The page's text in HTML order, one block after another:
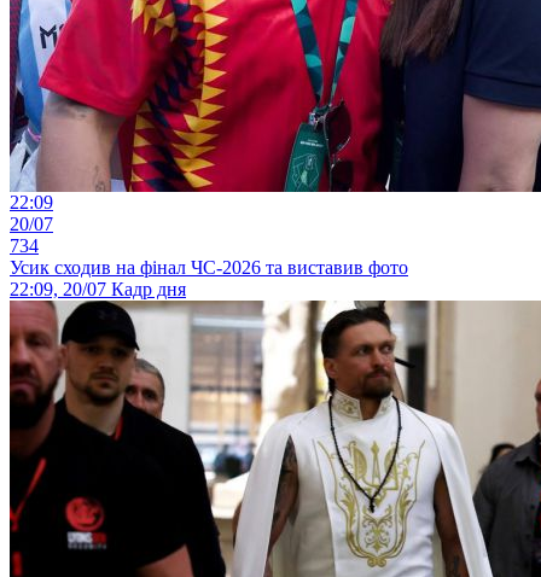
22:09
20/07
734
Усик сходив на фінал ЧС-2026 та виставив фото
22:09, 20/07 Кадр дня